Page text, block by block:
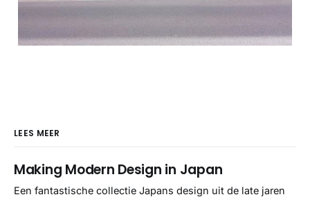
LEES MEER
Making Modern Design in Japan
Een fantastische collectie Japans design uit de late jaren